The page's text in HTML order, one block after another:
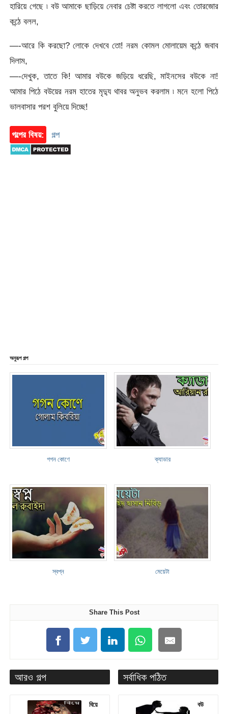
হারিয়ে গেছে ৷ বউ আমাকে ছাড়িয়ে নেবার চেষ্টা করতে লাগলো এবং তোরজোর
কন্ঠে বলল,
—-আরে কি করছো? লোকে দেখবে তো! নরম কোমল মোলায়েম কন্ঠে জবাব
দিলাম,
—-দেখুক, তাতে কি! আমার বউকে জড়িয়ে ধরেছি, মাইনসের বউকে না!
আমার পিঠে বউয়ের নরম হাতের মৃদ্যু থাবর অনুভব করলাম ৷ মনে হলো পিঠে
ভালবাসার পরশ বুলিয়ে দিচ্ছে!
গল্পের বিষয়: গল্প
অনুরূপ গল্প
গগন কোণে ক্যাডার
স্বপ্ন মেয়েটা
Share This Post
আরও গল্প
বিয়ে
সর্বাধিক পঠিত
বউ